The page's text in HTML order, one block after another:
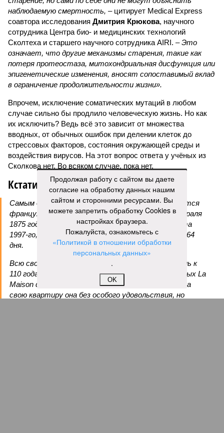
наблюдаемую смертность, –цитирует Medical Express
соавтора исследования Дмитрия Крюкова, научного
сотрудника Центра био- и медицинских технологий
Сколтеха и старшего научного сотрудника AIRI. –Это
означает, что другие механизмы старения, такие как
потеря протеостаза, митохондриальная дисфункция или
эпигенетические изменения, вносят сопоставимый вклад
в ограничение продолжительности жизни».
Впрочем, исключение соматических мутаций в любом
случае сильно бы продлило человеческую жизнь. Но как
их исключить? Ведь всё это зависит от множества
вводных, от обычных ошибок при делении клеток до
стрессовых факторов, состояния окружающей среды и
воздействия вирусов. На этот вопрос ответа у учёных из
Сколкова нет. Во всяком случае, пока нет.
Кстати
Самым долгоживущим человеком на Земле остаётся
француженка Жанна Кальман, родившаяся 21 февраля
1875 года в Арле и там же скончавшаяся 4 августа
1997-го, – на момент смерти ей было 122 года и 164
дня.
Всю свою жизнь она прожила в родном городе, лишь к
110 годам решившись на переезд в дом престарелых La
Maison du Lac, где через 12 лет и умерла. Покидала
свою квартиру она без особого удовольствия, но
Продолжая работу с сайтом вы даете
согласие на обработку данных нашим
сайтом и сторонними ресурсами. Вы
можете запретить обработку Cookies в
настройках браузера.
Пожалуйста, ознакомьтесь с
«Политикой в отношении обработки
персональных данных»
.
OK